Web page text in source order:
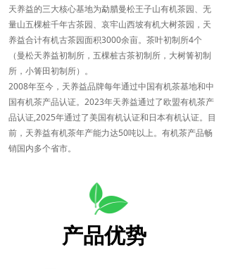
产品优势
天养益的三大核心基地为勐腊曼松王子山有机茶园、无
量山五棵桩千年古茶园、哀牢山西坡有机大树茶园，天
养益合计有机古茶园面积3000余亩。茶叶初制所4个
（曼松天养益初制所，五棵桩古茶初制所，大树箐初制
所，小箐田初制所）。
2008年至今，天养益品牌每年通过中国有机茶基地和中
国有机茶产品认证。2023年天养益通过了欧盟有机茶产
品认证,2025年通过了美国有机认证和日本有机认证。目
前，天养益有机茶年产能力达50吨以上。有机茶产品畅
销国内多个省市。